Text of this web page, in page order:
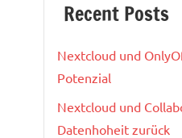
Recent Posts
Nextcloud und
Potenzial
Nextcloud und
Datenhoheit zurück